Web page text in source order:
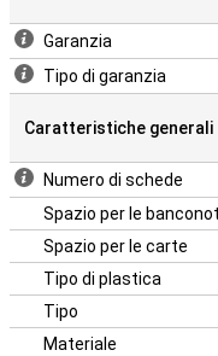
Garanzia
Tipo di garanzia
Caratteristiche generali
Numero di schede
Spazio per le
Spazio per le carte
Tipo di plastica
Tipo
Materiale